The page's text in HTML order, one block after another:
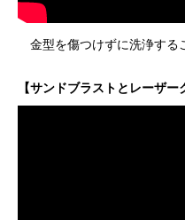
金型を傷つけずに洗浄する
【サンドブラストとレーザー